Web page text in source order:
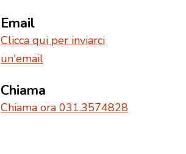
Email
Clicca qui per inviarci
un'email
Chiama
Chiama ora 031.3574828